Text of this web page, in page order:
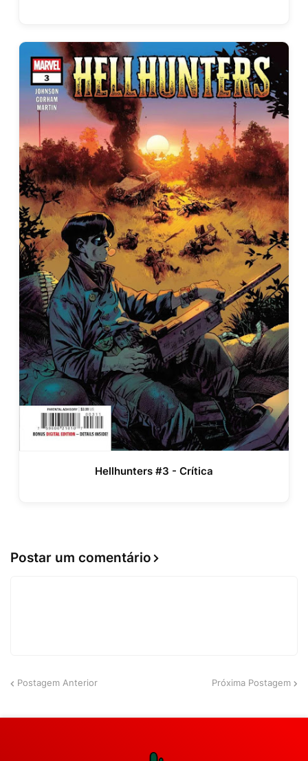
Hellhunters #3 - Crítica
Postar um comentário
Postagem Anterior Próxima Postagem